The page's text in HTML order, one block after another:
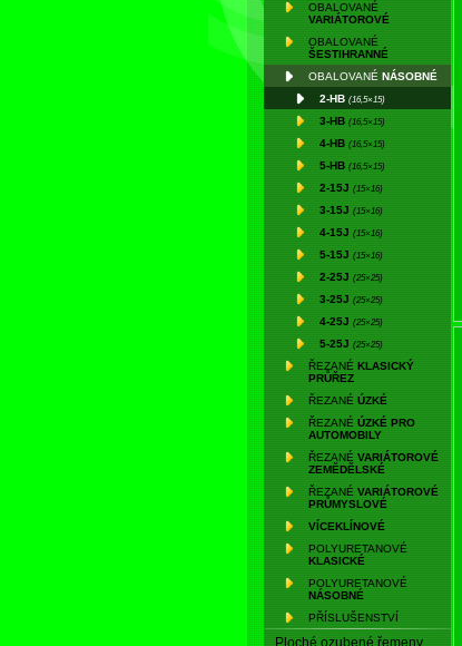
OBALOVANÉ
VARIÁTOROVÉ
OBALOVANÉ
ŠESTIHRANNÉ
OBALOVANÉ NÁSOBNÉ
2-HB (16,5×15)
3-HB (16,5×15)
4-HB (16,5×15)
5-HB (16,5×15)
2-15J (15×16)
3-15J (15×16)
4-15J (15×16)
5-15J (15×16)
2-25J (25×25)
3-25J (25×25)
4-25J (25×25)
5-25J (25×25)
ŘEZANÉ KLASICKÝ
PRŮŘEZ
ŘEZANÉ ÚZKÉ
ŘEZANÉ ÚZKÉ PRO
AUTOMOBILY
ŘEZANÉ VARIÁTOROVÉ
ZEMĚDĚLSKÉ
ŘEZANÉ VARIÁTOROVÉ
PRŮMYSLOVÉ
VÍCEKLÍNOVÉ
POLYURETANOVÉ
KLASICKÉ
POLYURETANOVÉ
NÁSOBNÉ
PŘÍSLUŠENSTVÍ
Ploché ozubené řemeny